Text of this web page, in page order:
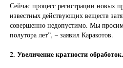
Сейчас процесс регистрации новых
известных действующих веществ
совершенно недопустимо. Мы просим
полутора лет”, – заявил Каракотов.
2. Увеличение кратности обработок.